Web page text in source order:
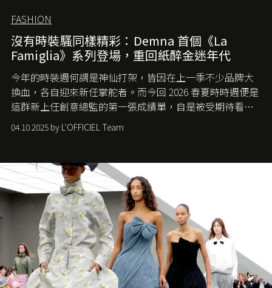
FASHION
沒有時裝騷同樣精彩：Demna 首個《La
Famiglia》系列登場，重回紙醉金迷年代
今年的時裝週何謂是神仙打架，皆因在上一季不少品牌大
換血，各自迎來新任掌舵者。而今回 2026 春夏時時週便是
這群新上任創意總監的第一張成績單，自是被受期待看他
們如何各顯神通。意大利老牌 Gucci 在過去幾個季度業績
難已救回，開雲集團任命成功曾翻轉 Balenciaga 的愛將
團市值一日蒸發 30 億美元，大眾擔心走得太前的 Demna
會忽略品牌的美學基礎，最後變成三不像。而從剛剛推出
的首作所造成的話題及關注度，我們便知道 Demna 沒這麼
簡單，一個嶄新的 Gucci 時代已經展開！
04.10.2025 by L'OFFICIEL Team